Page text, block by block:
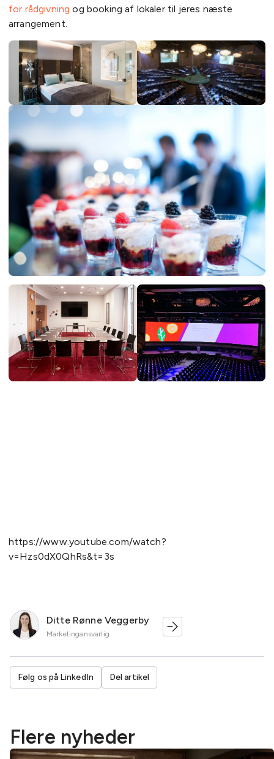
for rådgivning og booking af lokaler til jeres næste
arrangement.
https://www.youtube.com/watch?
v=Hzs0dX0QhRs&t=3s
Ditte Rønne Veggerby
Marketingansvarlig
Følg os på LinkedIn Del artikel
Flere nyheder